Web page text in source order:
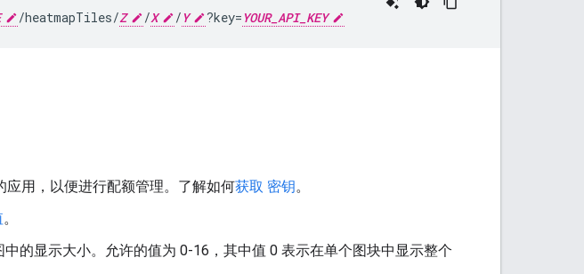
/heatmapTiles/Z /X / Y ?key= YOUR_API_KEY
应用，以便进行配额管理。了解如何获取 密钥。
。
的显示大小。允许的值为 0-16，其中值 0 表示在单个图块中显示整个